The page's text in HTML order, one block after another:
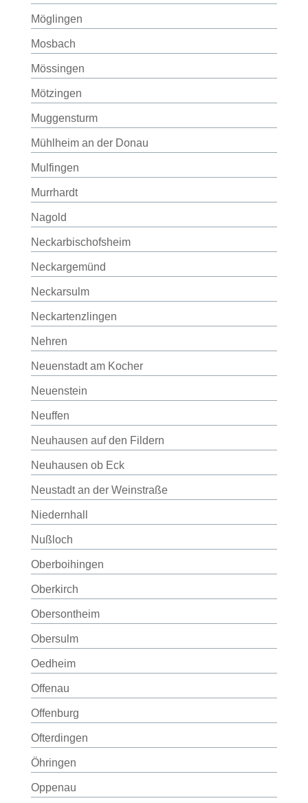
Möglingen
Mosbach
Mössingen
Mötzingen
Muggensturm
Mühlheim an der Donau
Mulfingen
Murrhardt
Nagold
Neckarbischofsheim
Neckargemünd
Neckarsulm
Neckartenzlingen
Nehren
Neuenstadt am Kocher
Neuenstein
Neuffen
Neuhausen auf den Fildern
Neuhausen ob Eck
Neustadt an der Weinstraße
Niedernhall
Nußloch
Oberboihingen
Oberkirch
Obersontheim
Obersulm
Oedheim
Offenau
Offenburg
Ofterdingen
Öhringen
Oppenau